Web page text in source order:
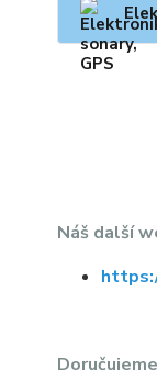
Náš další